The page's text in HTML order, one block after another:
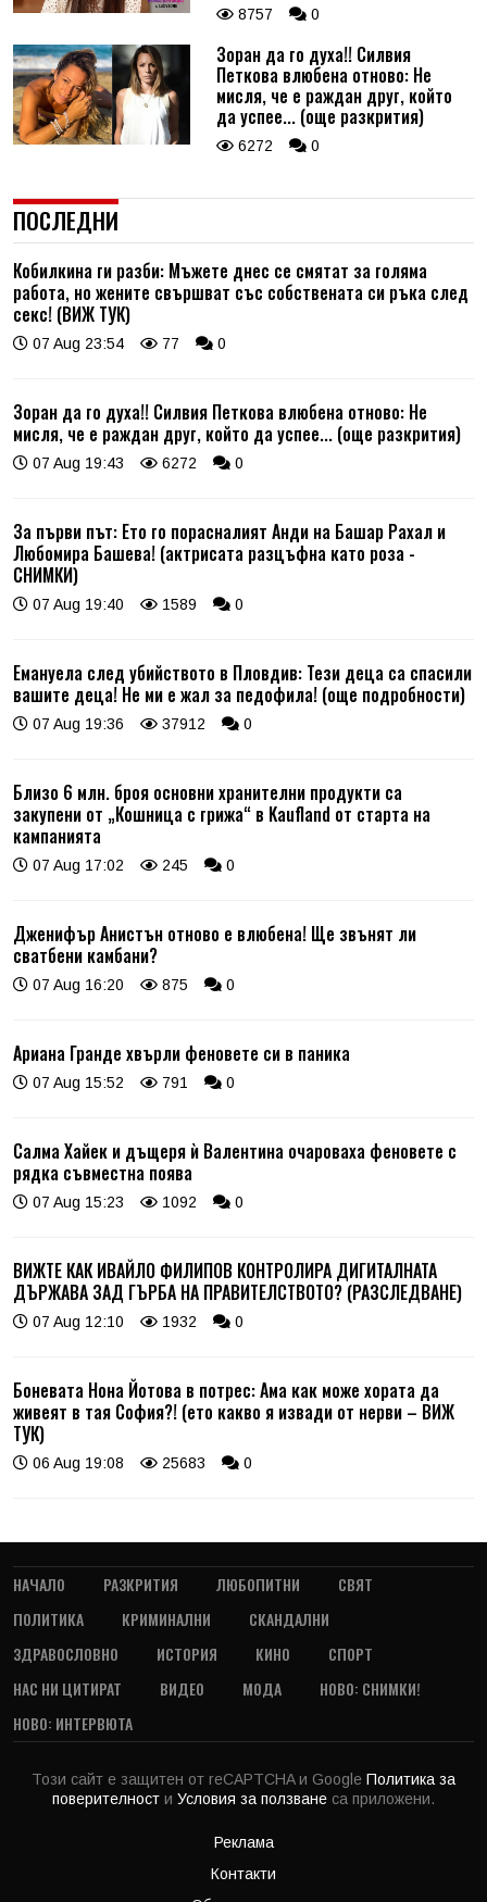
8757 0
Зоран да го духа!! Силвия
Петкова влюбена отново: Не
мисля, че е раждан друг, който
да успее... (още разкрития)
6272 0
ПОСЛЕДНИ
Кобилкина ги разби: Мъжете днес се смятат за голяма
работа, но жените свършват със собствената си ръка след
секс! (ВИЖ ТУК)
07 Aug 23:54 77 0
Зоран да го духа!! Силвия Петкова влюбена отново: Не
мисля, че е раждан друг, който да успее... (още разкрития)
07 Aug 19:43 6272 0
За първи път: Ето го порасналият Анди на Башар Рахал и
Любомира Башева! (актрисата разцъфна като роза -
СНИМКИ)
07 Aug 19:40 1589 0
Емануела след убийството в Пловдив: Тези деца са спасили
вашите деца! Не ми е жал за педофила! (още подробности)
07 Aug 19:36 37912 0
Близо 6 млн. броя основни хранителни продукти са
закупени от „Кошница с грижа“ в Kaufland от старта на
кампанията
07 Aug 17:02 245 0
Дженифър Анистън отново е влюбена! Ще звънят ли
сватбени камбани?
07 Aug 16:20 875 0
Ариана Гранде хвърли феновете си в паника
07 Aug 15:52 791 0
Салма Хайек и дъщеря ѝ Валентина очароваха феновете с
рядка съвместна поява
07 Aug 15:23 1092 0
ВИЖТЕ КАК ИВАЙЛО ФИЛИПОВ КОНТРОЛИРА ДИГИТАЛНАТА
ДЪРЖАВА ЗАД ГЪРБА НА ПРАВИТЕЛСТВОТО? (РАЗСЛЕДВАНЕ)
07 Aug 12:10 1932 0
Боневата Нона Йотова в потрес: Ама как може хората да
живеят в тая София?! (ето какво я извади от нерви – ВИЖ
ТУК)
06 Aug 19:08 25683 0
НАЧАЛО РАЗКРИТИЯ ЛЮБОПИТНИ
СВЯТ
ПОЛИТИКА
КРИМИНАЛНИ
СКАНДАЛНИ
ЗДРАВОСЛОВНО
ИСТОРИЯ КИНО
СПОРТ
НАС НИ ЦИТИРАТ
ВИДЕО МОДА
НОВО: СНИМКИ!
НОВО: ИНТЕРВЮТА
Този сайт е защитен от reCAPTCHA и Google Политика за
поверителност и Условия за ползване са приложени.
Реклама
Контакти